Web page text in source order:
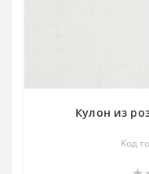
Кулон из
Код